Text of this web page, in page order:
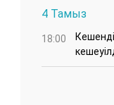
4 Тамыз
18:00